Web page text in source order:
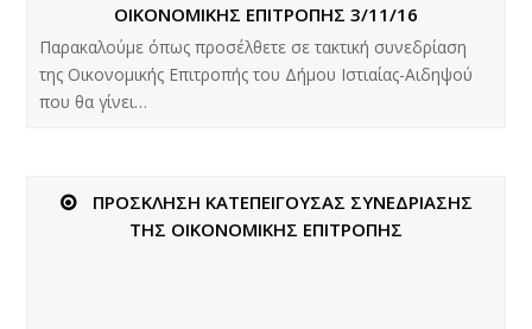
ΟΙΚΟΝΟΜΙΚΗΣ ΕΠΙΤΡΟΠΗΣ 3/11/16
Παρακαλούμε όπως προσέλθετε σε τακτική συνεδρίαση
της Οικονομικής Επιτροπής του Δήμου Ιστιαίας-Αιδηψού
που θα γίνει…
ΠΡΟΣΚΛΗΣΗ ΚΑΤΕΠΕΙΓΟΥΣΑΣ ΣΥΝΕΔΡΙΑΣΗΣ
ΤΗΣ ΟΙΚΟΝΟΜΙΚΗΣ ΕΠΙΤΡΟΠΗΣ